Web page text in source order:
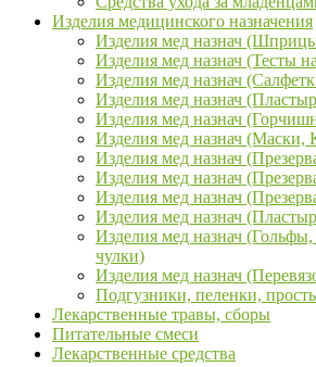
Изделия медицинского назначения
Изделия мед назнач
Изделия мед назнач (Тесты
Изделия мед назнач
Изделия мед назнач
Изделия мед назнач
Изделия мед назнач (Маски,
Изделия мед назнач
Изделия мед назнач
Изделия мед назнач
Изделия мед назнач
Изделия мед назнач
чулки)
Изделия мед назнач
Подгузники, пеленки,
Лекарственные травы, сборы
Питательные смеси
Лекарственные средства